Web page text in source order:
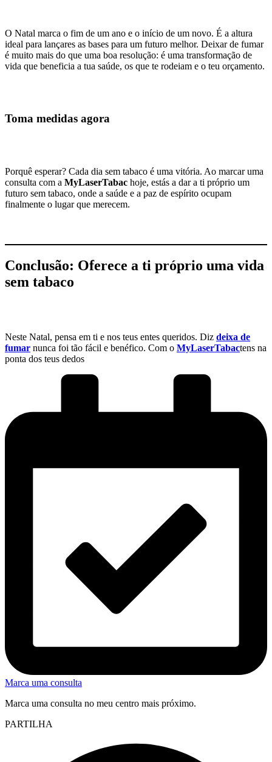
O Natal marca o fim de um ano e o início de um novo. É a altura
ideal para lançares as bases para um futuro melhor. Deixar de fumar
é muito mais do que uma boa resolução: é uma transformação de
vida que beneficia a tua saúde, os que te rodeiam e o teu orçamento.
Toma medidas agora
Porquê esperar? Cada dia sem tabaco é uma vitória. Ao marcar uma
consulta com a MyLaserTabac hoje, estás a dar a ti próprio um
futuro sem tabaco, onde a saúde e a paz de espírito ocupam
finalmente o lugar que merecem.
Conclusão: Oferece a ti próprio uma vida
sem tabaco
Neste Natal, pensa em ti e nos teus entes queridos. Diz deixa de
fumar nunca foi tão fácil e benéfico. Com o MyLaserTabactens na
ponta dos teus dedos
Marca uma consulta
Marca uma consulta no meu centro mais próximo.
PARTILHA